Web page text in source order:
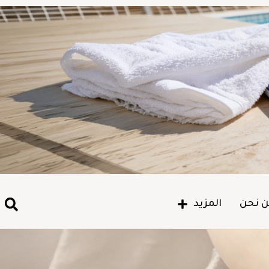
نحن المزيد